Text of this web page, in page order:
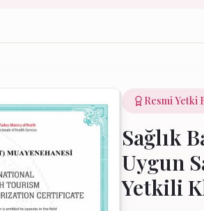
Resmi Yetki
Sağlık
Uygun
Yetkili